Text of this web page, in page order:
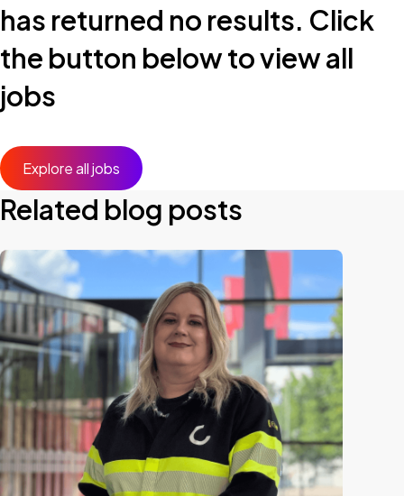
has returned no results. Click
the button below to view all
jobs
Explore all jobs
Related blog posts